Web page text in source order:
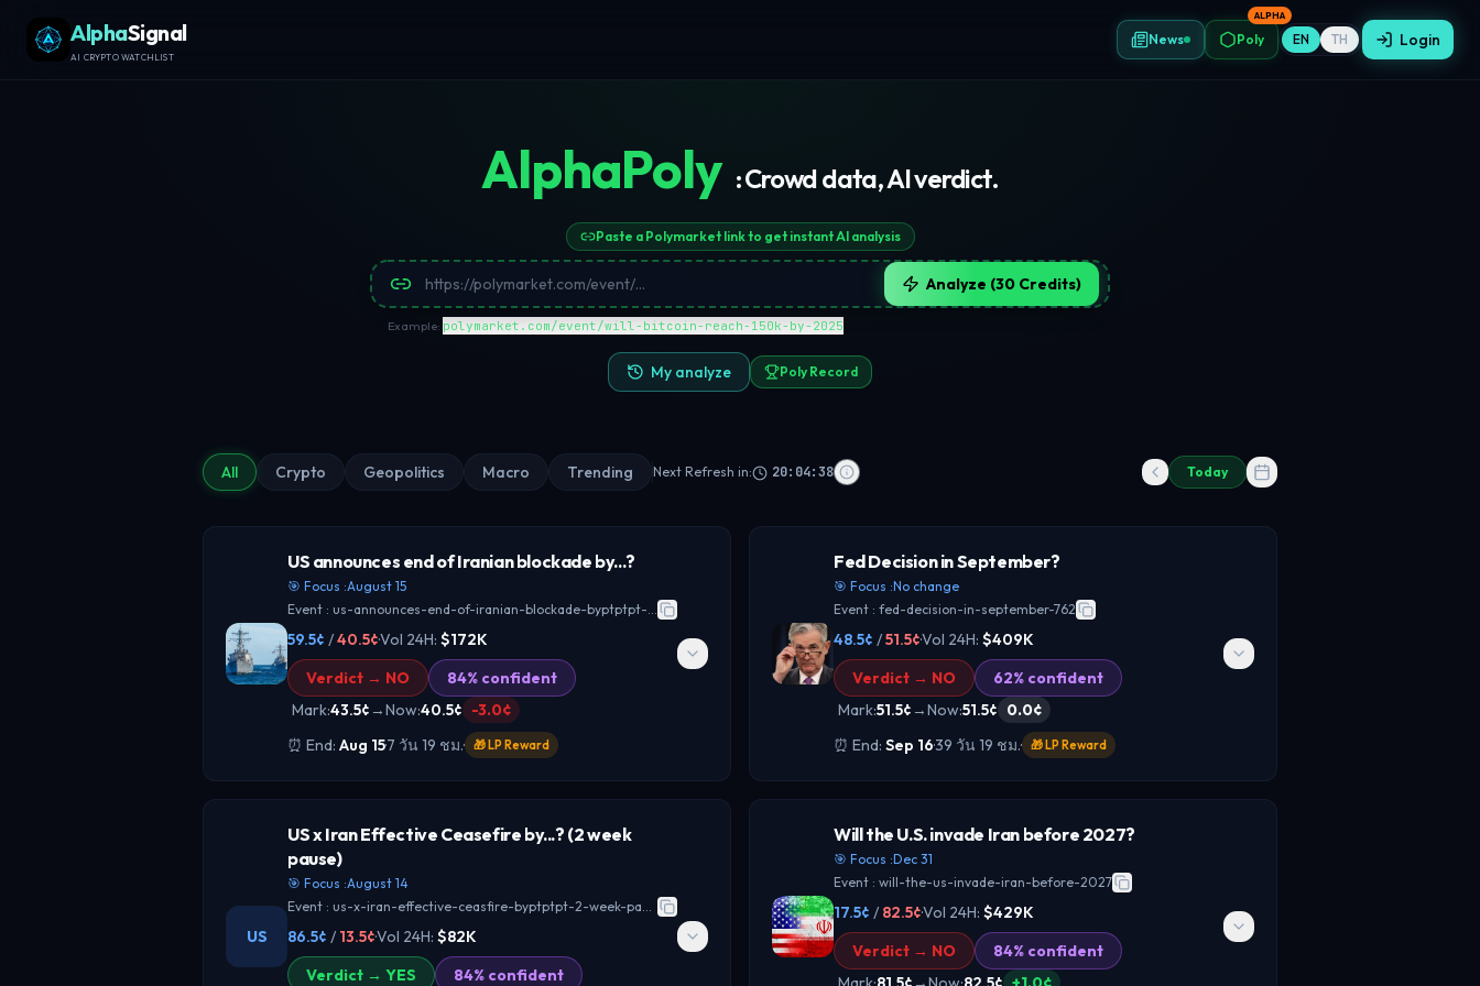
AlphaSignal
AI CRYPTO WATCHLIST
News Poly
ALPHA
EN TH Login
AlphaPoly : Crowd data, AI verdict.
Paste a Polymarket link to get instant AI analysis
Analyze (30 Credits)
Example: polymarket.com/event/will-bitcoin-reach-150k-by-2025
My analyze Poly Record
All Crypto Geopolitics Macro Trending Next Refresh in: 20:04:38 Today
US announces end of Iranian blockade by...?
🎯 Focus :August 15
Event : us-announces-end-of-iranian-blockade-byptptpt-20260713152715080
59.5¢ /40.5¢·Vol 24H: $172K
Verdict → NO 84% confident
Mark:43.5¢ →Now:40.5¢ -3.0¢
⏰ End: Aug 15·7 วัน 19 ชม.· 🎁 LP Reward
ถ้า NO ชนะ แปลว่าตลาดกำลังให้ราคากับสถานการณ์ที่การ
ปิดล้อมยัง “ไม่ถูกยุติใหม่” ภายในเดดไลน์ แม้จะมีการเจรจา
ต่อเนื่องก็ตาม[3][13] เหตุการณ์นี้มีนัยต่อ sentiment ของ
BTC, ETH และ SOL ผ่านช่องทาง risk-on/risk-off และความ
ผันผวนของพลังงาน/ขนส่งในตะวันออกกลาง[4][7]
Fed Decision in September?
🎯 Focus :No change
Event : fed-decision-in-september-762
48.5¢ /51.5¢·Vol 24H: $409K
Verdict → NO 62% confident
Mark:51.5¢ →Now:51.5¢ 0.0¢
⏰ End: Sep 16·39 วัน 19 ชม.· 🎁 LP Reward
การตัดสินใจครั้งนี้เป็นตัวแปรหลักของสภาพคล่องดอลลาร์
และส่วนลดมูลค่าของสินทรัพย์เสี่ยง ถ้าเฟดไม่เปลี่ยนดอกเบี้ย
ตลาดจะตีความว่าแรงกดดันเงินเฟ้อ/การเติบโตเริ่มผ่อน
คลาย ซึ่งหนุน BTC, ETH และกลุ่ม beta สูงอย่าง SOL แต่ถ้า
เฟดขึ้นดอกเบี้ย จะเป็นสัญญาณ hawkish ที่กด risk appetite
US
US x Iran Effective Ceasefire by...? (2 week
pause)
🎯 Focus :August 14
Event : us-x-iran-effective-ceasfire-byptptpt-2-week-pause-20260715194822042
86.5¢ / 13.5¢·Vol 24H: $82K
Verdict → YES 84% confident
Will the U.S. invade Iran before 2027?
🎯 Focus :Dec 31
Event : will-the-us-invade-iran-before-2027
17.5¢ / 82.5¢·Vol 24H: $429K
Verdict → NO 84% confident